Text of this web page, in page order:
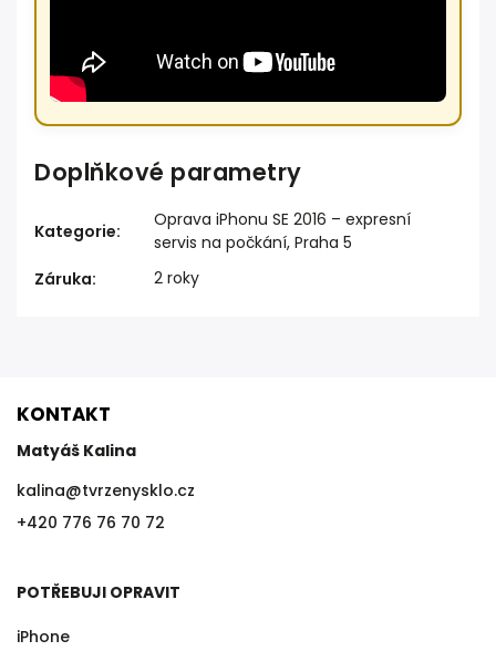
Doplňkové parametry
Kategorie:
Oprava iPhonu SE 2016 – expresní
servis na počkání, Praha 5
Záruka: 2 roky
KONTAKT
Matyáš Kalina
kalina@tvrzenysklo.cz
+420 776 76 70 72
POTŘEBUJI OPRAVIT
iPhone